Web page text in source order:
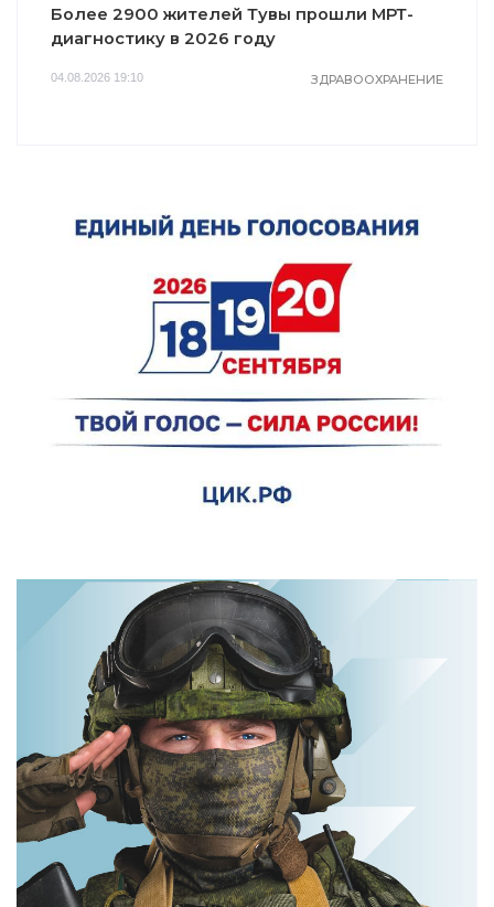
Более 2900 жителей Тувы прошли МРТ-
диагностику в 2026 году
04.08.2026 19:10 ЗДРАВООХРАНЕНИЕ